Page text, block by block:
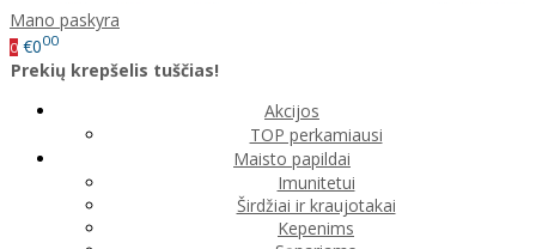
Mano paskyra
0 €000
Prekių krepšelis tuščias!
Akcijos
TOP perkamiausi
Maisto papildai
Imunitetui
Širdžiai ir kraujotakai
Kepenims